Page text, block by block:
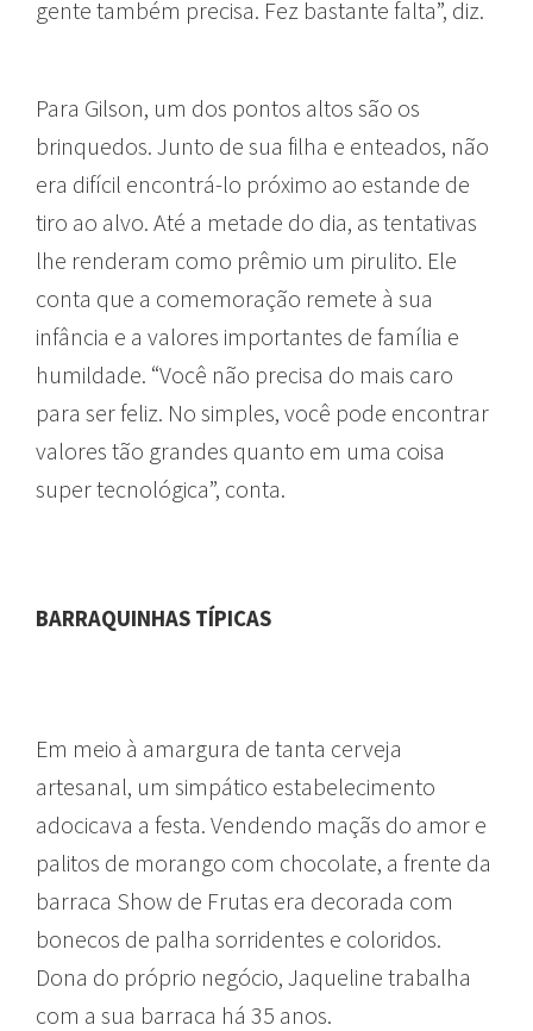
gente também precisa. Fez bastante falta”, diz.
Para Gilson, um dos pontos altos são os
brinquedos. Junto de sua filha e enteados, não
era difícil encontrá-lo próximo ao estande de
tiro ao alvo. Até a metade do dia, as tentativas
lhe renderam como prêmio um pirulito. Ele
conta que a comemoração remete à sua
infância e a valores importantes de família e
humildade. “Você não precisa do mais caro
para ser feliz. No simples, você pode encontrar
valores tão grandes quanto em uma coisa
super tecnológica”, conta.
BARRAQUINHAS TÍPICAS
Em meio à amargura de tanta cerveja
artesanal, um simpático estabelecimento
adocicava a festa. Vendendo maçãs do amor e
palitos de morango com chocolate, a frente da
barraca Show de Frutas era decorada com
bonecos de palha sorridentes e coloridos.
Dona do próprio negócio, Jaqueline trabalha
com a sua barraca há 35 anos.